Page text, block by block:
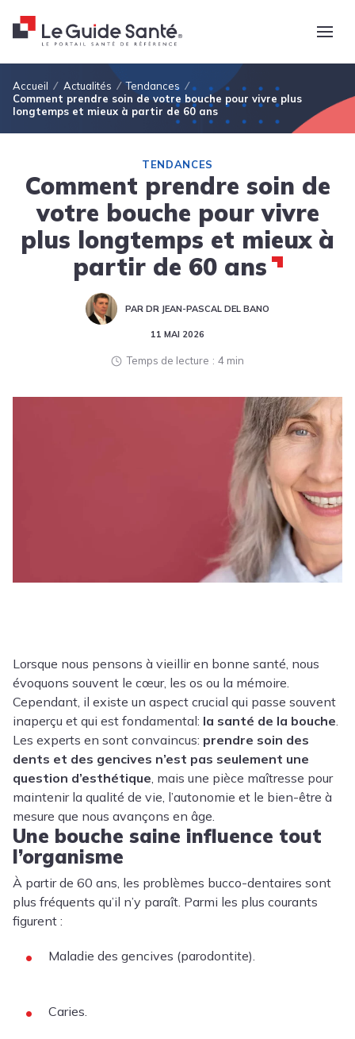
Fil d'Ariane
Accueil Actualités
Tendances
Comment prendre soin de votre bouche pour vivre plus
longtemps et mieux à partir de 60 ans
TENDANCES
Comment prendre soin de
votre bouche pour vivre
plus longtemps et mieux à
partir de 60 ans
PAR DR JEAN-PASCAL DEL BANO
11 MAI 2026
Temps de lecture 4 min
Lorsque nous pensons à vieillir en bonne santé, nous
évoquons souvent le cœur, les os ou la mémoire.
Cependant, il existe un aspect crucial qui passe souvent
inaperçu et qui est fondamental: la santé de la bouche
Les experts en sont convaincus: prendre soin des
dents et des gencives n’est pas seulement une
question d’esthétique , mais une pièce maîtresse pour
maintenir la qualité de vie, l’autonomie et le bien-être à
mesure que nous avançons en âge.
Une bouche saine influence tout
l’organisme
À partir de 60 ans, les problèmes bucco-dentaires sont
plus fréquents qu’il n’y paraît. Parmi les plus courants
figurent :
Maladie des gencives (parodontite).
Caries